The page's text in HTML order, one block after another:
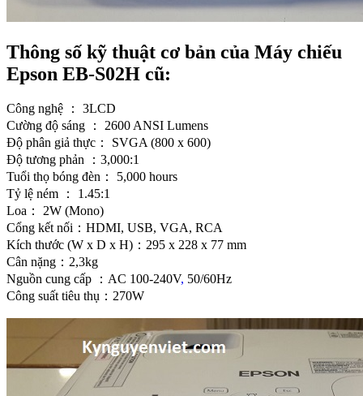
Thông số kỹ thuật cơ bản của Máy chiếu
Epson EB-S02H cũ:
Công nghệ ： 3LCD
Cường độ sáng ： 2600 ANSI Lumens
Độ phân giả thực： SVGA (800 x 600)
Độ tương phản ：3,000:1
Tuổi thọ bóng đèn： 5,000 hours
Tỷ lệ ném ： 1.45:1
Loa： 2W (Mono)
Cổng kết nối：HDMI, USB, VGA, RCA
Kích thước (W x D x H)：295 x 228 x 77 mm
Cân nặng：2,3kg
Nguồn cung cấp ：AC 100-240V, 50/60Hz
Công suất tiêu thụ：270W